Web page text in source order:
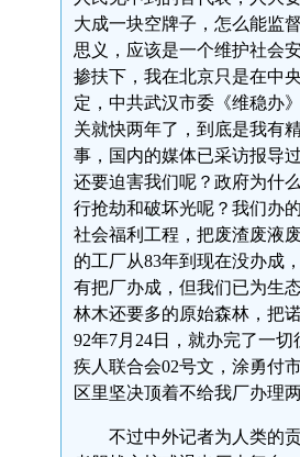
大成一块空牌子，怎么能监
思义，应该是一个维护社会
掺扶下，我在北京只是在中
定，中共武汉市委《维稳办
关就快两年了，到底是我有
事，国内的媒体已采访报导
还要迫害我们呢？政府为什
行抢劫和破坏光呢？我们办
社会福利工程，把废渣废液
的工厂从83年到现在没办成
有把厂办成，但我们已为生
林木还要多的原始森林，把
92年7月24日，就办完了一
疾人联合会02号文，涂勇付
区里坚决顶着不给我厂办理
不过中外记者为人类的